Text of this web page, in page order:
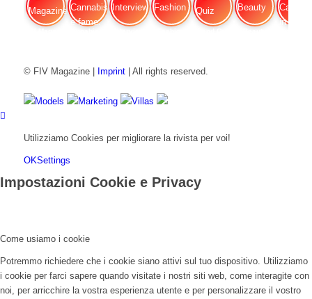
© FIV Magazine | Imprint| All rights reserved.
Models Marketing Villas
Utilizziamo Cookies per migliorare la rivista per voi!
OKSettings
Impostazioni Cookie e Privacy
Come usiamo i cookie
Potremmo richiedere che i cookie siano attivi sul tuo dispositivo. Utilizziamo
i cookie per farci sapere quando visitate i nostri siti web, come interagite con
noi, per arricchire la vostra esperienza utente e per personalizzare il vostro